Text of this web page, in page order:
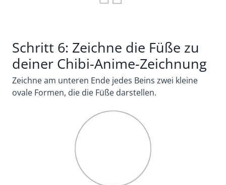
Schritt 6: Zeichne die Füße zu
deiner Chibi-Anime-Zeichnung
Zeichne am unteren Ende jedes Beins zwei kleine
ovale Formen, die die Füße darstellen.